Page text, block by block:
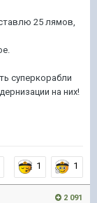
25 лямов,
суперкорабли
на них!
1 1
2 091